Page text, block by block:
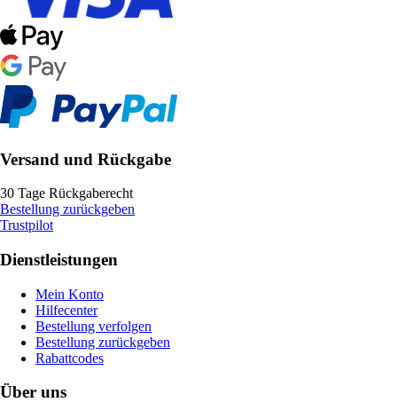
Versand und Rückgabe
30 Tage Rückgaberecht
Bestellung zurückgeben
Trustpilot
Dienstleistungen
Mein Konto
Hilfecenter
Bestellung verfolgen
Bestellung zurückgeben
Rabattcodes
Über uns